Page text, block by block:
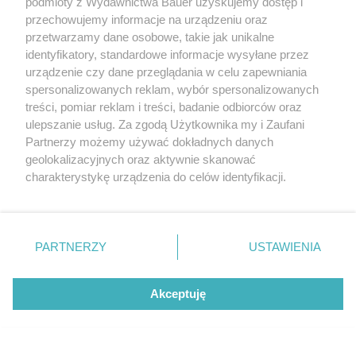
najlepszym przyjacielem/rodzicem.
Pamiętaj, że nawet cofnięcia czy chwile
zwątpienia są częścią procesu.
Jak podkreśla Brené Brown (2015): „Uzdrawianie to
nie jest droga prosta, ale złożona i nieidealna.
Najważniejsze, że idziesz naprzód.”
przechowujemy informacje na urządzeniu oraz
przetwarzamy dane osobowe, takie jak unikalne
identyfikatory, standardowe informacje wysyłane przez
urządzenie czy dane przeglądania w celu zapewniania
spersonalizowanych reklam, wybór spersonalizowanych
treści, pomiar reklam i treści, badanie odbiorców oraz
ulepszanie usług. Za zgodą Użytkownika my i Zaufani
Partnerzy możemy używać dokładnych danych
geolokalizacyjnych oraz aktywnie skanować
charakterystykę urządzenia do celów identyfikacji.
zmienić/wycofać klikając przycisk ustawień prywatności
znajdujący się w lewym dolnym rogu strony
rodzaje przetwarzania danych nie wymagają zgody
użytkownika, ale masz prawo sprzeciwić się takiemu
PARTNERZY USTAWIENIA
Akceptuję